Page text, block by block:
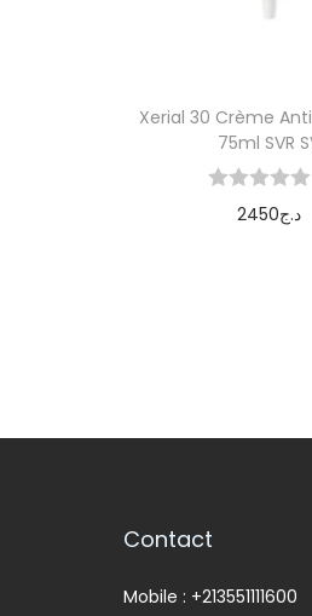
Xerial 30 Crème
75ml SVR
2450د.ج
Contact
Mobile : +213551111600